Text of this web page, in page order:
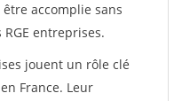
accomplie sans
entreprises.
jouent un rôle clé
France. Leur